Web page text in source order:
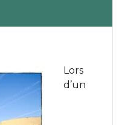
Lors
d’un